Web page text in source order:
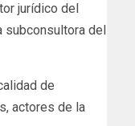
jurídico del
subconsultora del
de
actores de la